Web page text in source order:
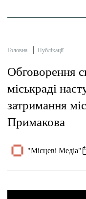
Головна Публікації
Обговорення
міськраді
затримання
Примакова
"Місцеві Медіа"